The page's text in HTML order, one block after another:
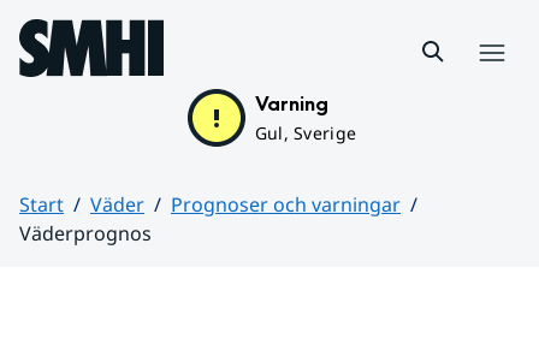
Hoppa till sidans innehåll
Varning
Gul, Sverige
Start Väder
Prognoser och varningar
Väderprognos